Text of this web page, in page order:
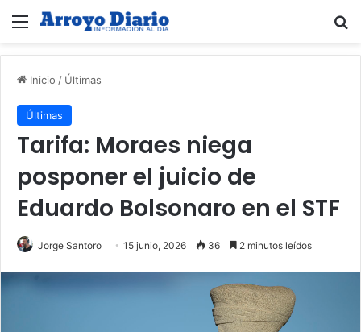
Menú
Inicio / Últimas
Últimas
Tarifa: Moraes niega
posponer el juicio de
Eduardo Bolsonaro en el STF
Jorge Santoro 15 junio, 2026 36 2 minutos leídos